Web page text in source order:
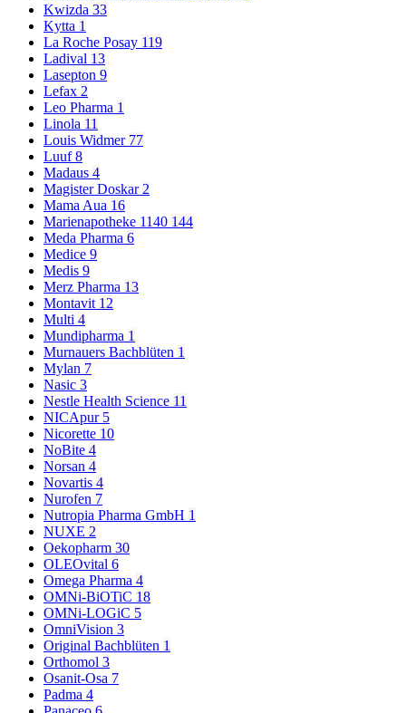
Kwizda 33
Kytta 1
La Roche Posay 119
Ladival 13
Lasepton 9
Lefax 2
Leo Pharma 1
Linola 11
Louis Widmer 77
Luuf8
Madaus 4
Magister Doskar2
Mama Aua 16
Marienapotheke 1140 144
Meda Pharma 6
Medice 9
Medis 9
Merz Pharma 13
Montavit 12
Multi 4
Mundipharma 1
Murnauers Bachblüten 1
Mylan 7
Nasic 3
Nestle Health Science 11
NICApur 5
Nicorette 10
NoBite 4
Norsan 4
Novartis 4
Nurofen 7
Nutropia Pharma GmbH 1
NUXE 2
Oekopharm 30
OLEOvital 6
Omega Pharma 4
OMNi-BiOTiC 18
OMNi-LOGiC 5
OmniVision 3
Original Bachblüten 1
Orthomol 3
Osanit-Osa 7
Padma 4